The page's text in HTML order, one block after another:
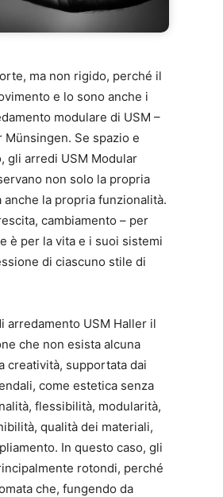
ma non rigido, perché il
e lo sono anche i
modulare di USM –
Münsingen. Se spazio e
gli arredi USM Modular
non solo la propria
anche la propria funzionalità.
cambiamento – per
è per la vita e i suoi sistemi
di ciascuno stile di
arredamento USM Haller il
che non esista alcuna
creatività, supportata dai
come estetica senza
flessibilità, modularità,
qualità dei materiali,
In questo caso, gli
rotondi, perché
che, fungendo da